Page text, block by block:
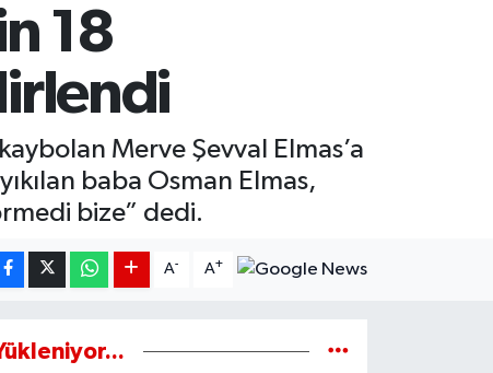
18
Merve Şevval Elmas’a
baba Osman Elmas,
bize” dedi.
A- A+